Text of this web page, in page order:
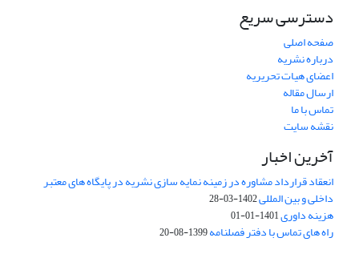
دسترسی سریع
صفحه اصلی
درباره نشریه
اعضای هیات تحریریه
ارسال مقاله
تماس با ما
نقشه سایت
آخرین اخبار
انعقاد قرارداد مشاوره در زمینه نمایه سازی نشریه در پایگاه های معتبر
داخلی و بین المللی1402-03-28
هزینه داوری1401-01-01
راه های تماس با دفتر فصلنامه1399-08-20